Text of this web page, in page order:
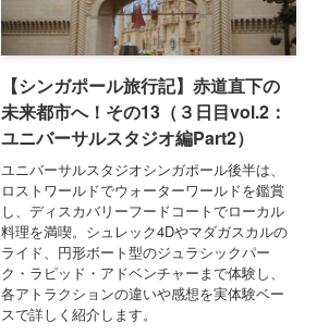
【シンガポール旅行記】赤道直下の
未来都市へ！その13（３日目vol.2：
ユニバーサルスタジオ編Part2）
ユニバーサルスタジオシンガポール後半は、
ロストワールドでウォーターワールドを鑑賞
し、ディスカバリーフードコートでローカル
料理を満喫。シュレック4Dやマダガスカルの
ライド、円形ボート型のジュラシックパー
ク・ラピッド・アドベンチャーまで体験し、
各アトラクションの違いや感想を実体験ベー
スで詳しく紹介します。